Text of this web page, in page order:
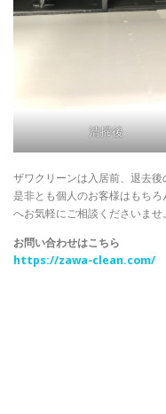
清掃後
ザワクリーンは入居前、退去
是非とも個人のお客様はもち
へお気軽にご相談くださいま
お問い合わせはこちら
https://zawa-clean.com/